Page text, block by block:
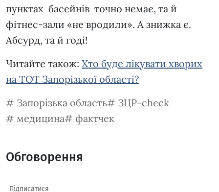
пунктах басейнів точно немає, та й
фітнес-зали «не вродили». А знижка є.
Абсурд, та й годі!
Читайте також: Хто буде лікувати хворих
на ТОТ Запорізької області?
Запорізька область
ЗЦР-check
медицина
фактчек
Обговорення
Підписатися